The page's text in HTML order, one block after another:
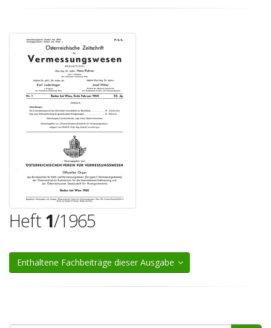
Heft 1/1965
Enthaltene Fachbeiträge dieser Ausgabe